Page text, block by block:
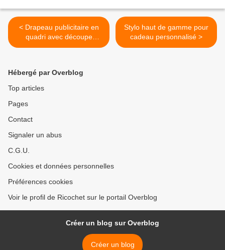
< Drapeau publicitaire en
quadri avec découpe
personnalisée
Stylo haut de gamme pour
cadeau personnalisé >
Hébergé par Overblog
Top articles
Pages
Contact
Signaler un abus
C.G.U.
Cookies et données personnelles
Préférences cookies
Voir le profil de Ricochet sur le portail Overblog
Créer un blog sur Overblog
Créer un blog